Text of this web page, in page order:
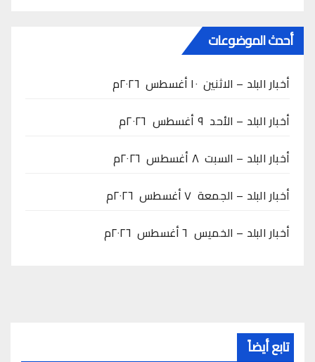
أحدث الموضوعات
أخبار البلد – الاثنين ١٠ أغسطس ٢٠٢٦م
أخبار البلد – الأحد ٩ أغسطس ٢٠٢٦م
أخبار البلد – السبت ٨ أغسطس ٢٠٢٦م
أخبار البلد – الجمعة ٧ أغسطس ٢٠٢٦م
أخبار البلد – الخميس ٦ أغسطس ٢٠٢٦م
تابع أيضاً